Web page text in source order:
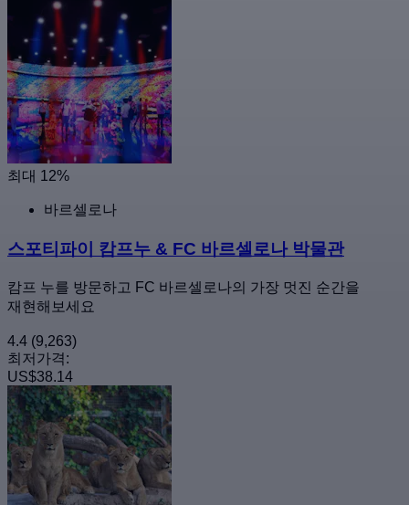
최대 12%
바르셀로나
스포티파이 캄프누 & FC 바르셀로나 박물관
캄프 누를 방문하고 FC 바르셀로나의 가장 멋진 순간을
재현해보세요
4.4 (9,263)
최저가격:
US$38.14